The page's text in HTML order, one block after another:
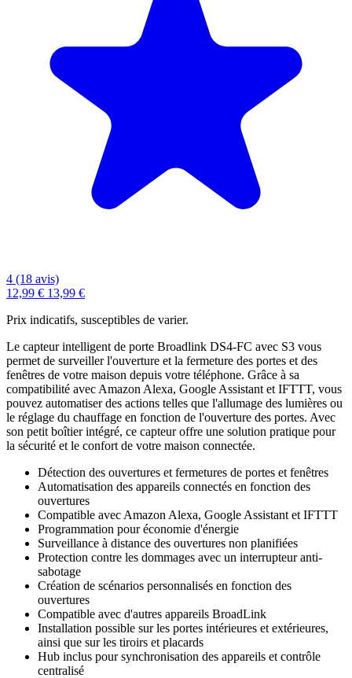
4 (18 avis)
12,99 € 13,99 €
Prix indicatifs, susceptibles de varier.
Le capteur intelligent de porte Broadlink DS4-FC avec S3 vous
permet de surveiller l'ouverture et la fermeture des portes et des
fenêtres de votre maison depuis votre téléphone. Grâce à sa
compatibilité avec Amazon Alexa, Google Assistant et IFTTT, vous
pouvez automatiser des actions telles que l'allumage des lumières ou
le réglage du chauffage en fonction de l'ouverture des portes. Avec
son petit boîtier intégré, ce capteur offre une solution pratique pour
la sécurité et le confort de votre maison connectée.
Détection des ouvertures et fermetures de portes et fenêtres
Automatisation des appareils connectés en fonction des
ouvertures
Compatible avec Amazon Alexa, Google Assistant et IFTTT
Programmation pour économie d'énergie
Surveillance à distance des ouvertures non planifiées
Protection contre les dommages avec un interrupteur anti-
sabotage
Création de scénarios personnalisés en fonction des
ouvertures
Compatible avec d'autres appareils BroadLink
Installation possible sur les portes intérieures et extérieures,
ainsi que sur les tiroirs et placards
Hub inclus pour synchronisation des appareils et contrôle
centralisé